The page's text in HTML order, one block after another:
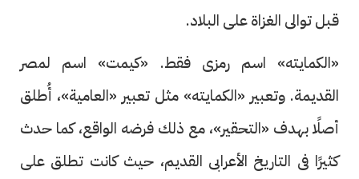
قبل توالى الغزاة على البلاد.
«الكمايته» اسم رمزى فقط. «كيمت» اسم لمصر
القديمة. وتعبير «الكمايته» مثل تعبير «العامية»، أُطلق
أصلًا بهدف «التحقير»، مع ذلك فرضه الواقع، كما حدث
كثيرًا فى التاريخ الأعرابى القديم، حيث كانت تطلق على